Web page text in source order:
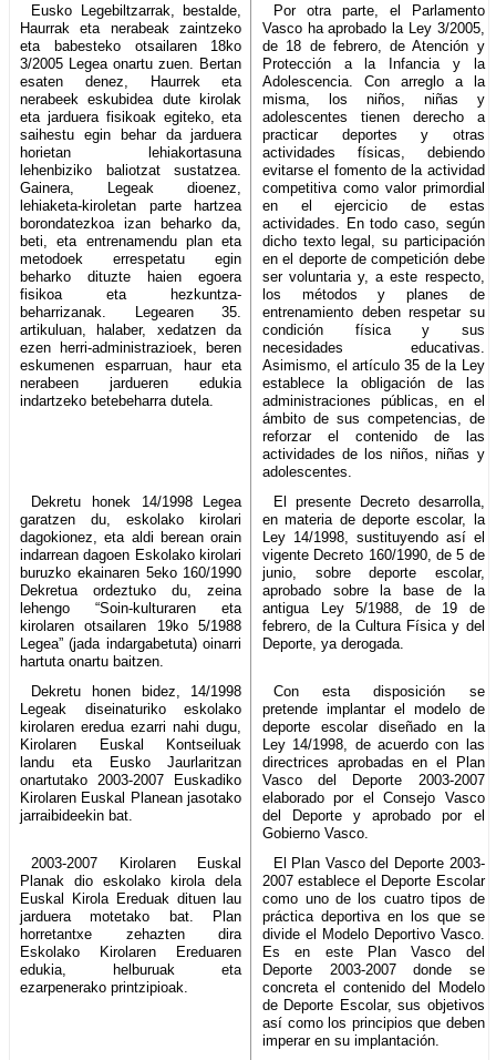
Eusko Legebiltzarrak, bestalde,
Haurrak eta nerabeak zaintzeko
eta babesteko otsailaren 18ko
3/2005 Legea onartu zuen. Bertan
esaten denez, Haurrek eta
nerabeek eskubidea dute kirolak
eta jarduera fisikoak egiteko, eta
saihestu egin behar da jarduera
horietan lehiakortasuna
lehenbiziko baliotzat sustatzea.
Gainera, Legeak dioenez,
lehiaketa-kiroletan parte hartzea
borondatezkoa izan beharko da,
beti, eta entrenamendu plan eta
metodoek errespetatu egin
beharko dituzte haien egoera
fisikoa eta hezkuntza-
beharrizanak. Legearen 35.
artikuluan, halaber, xedatzen da
ezen herri-administrazioek, beren
eskumenen esparruan, haur eta
nerabeen jardueren edukia
indartzeko betebeharra dutela.
Por otra parte, el Parlamento
Vasco ha aprobado la Ley 3/2005,
de 18 de febrero, de Atención y
Protección a la Infancia y la
Adolescencia. Con arreglo a la
misma, los niños, niñas y
adolescentes tienen derecho a
practicar deportes y otras
actividades físicas, debiendo
evitarse el fomento de la actividad
competitiva como valor primordial
en el ejercicio de estas
actividades. En todo caso, según
dicho texto legal, su participación
en el deporte de competición debe
ser voluntaria y, a este respecto,
los métodos y planes de
entrenamiento deben respetar su
condición física y sus
necesidades educativas.
Asimismo, el artículo 35 de la Ley
establece la obligación de las
administraciones públicas, en el
ámbito de sus competencias, de
reforzar el contenido de las
actividades de los niños, niñas y
adolescentes.
Dekretu honek 14/1998 Legea
garatzen du, eskolako kirolari
dagokionez, eta aldi berean orain
indarrean dagoen Eskolako kirolari
buruzko ekainaren 5eko 160/1990
Dekretua ordeztuko du, zeina
lehengo “Soin-kulturaren eta
kirolaren otsailaren 19ko 5/1988
Legea” (jada indargabetuta) oinarri
hartuta onartu baitzen.
El presente Decreto desarrolla,
en materia de deporte escolar, la
Ley 14/1998, sustituyendo así el
vigente Decreto 160/1990, de 5 de
junio, sobre deporte escolar,
aprobado sobre la base de la
antigua Ley 5/1988, de 19 de
febrero, de la Cultura Física y del
Deporte, ya derogada.
Dekretu honen bidez, 14/1998
Legeak diseinaturiko eskolako
kirolaren eredua ezarri nahi dugu,
Kirolaren Euskal Kontseiluak
landu eta Eusko Jaurlaritzan
onartutako 2003-2007 Euskadiko
Kirolaren Euskal Planean jasotako
jarraibideekin bat.
Con esta disposición se
pretende implantar el modelo de
deporte escolar diseñado en la
Ley 14/1998, de acuerdo con las
directrices aprobadas en el Plan
Vasco del Deporte 2003-2007
elaborado por el Consejo Vasco
del Deporte y aprobado por el
Gobierno Vasco.
2003-2007 Kirolaren Euskal
Planak dio eskolako kirola dela
Euskal Kirola Ereduak dituen lau
jarduera motetako bat. Plan
horretantxe zehazten dira
Eskolako Kirolaren Ereduaren
edukia, helburuak eta
ezarpenerako printzipioak.
El Plan Vasco del Deporte 2003-
2007 establece el Deporte Escolar
como uno de los cuatro tipos de
práctica deportiva en los que se
divide el Modelo Deportivo Vasco.
Es en este Plan Vasco del
Deporte 2003-2007 donde se
concreta el contenido del Modelo
de Deporte Escolar, sus objetivos
así como los principios que deben
imperar en su implantación.